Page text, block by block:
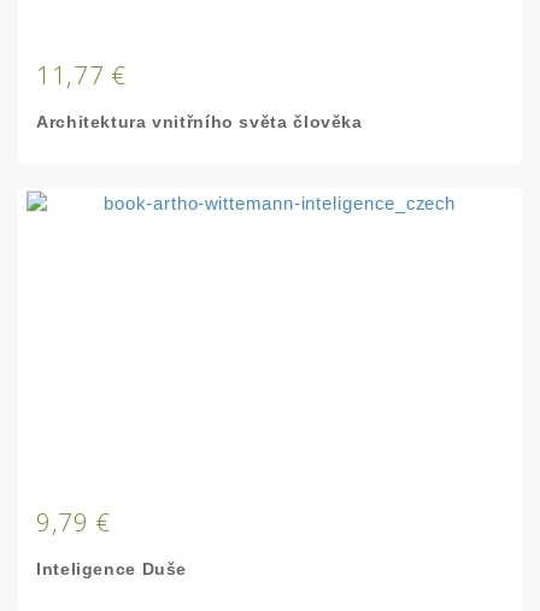
11,77 €
Architektura vnitřního světa člověka
9,79 €
Inteligence Duše